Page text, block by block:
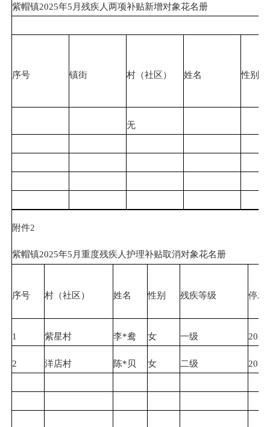
紫帽镇2025年5月残疾人两项补贴新增对象花名册
序号 镇街 村（社区） 姓名 性别
无
附件2
紫帽镇2025年5月重度残疾人护理补贴取消对象花名册
序号 村（社区） 姓名 性别 残疾等级 停发
1 紫星村 李*鸯 女 一级
2 洋店村 陈*贝 女 二级